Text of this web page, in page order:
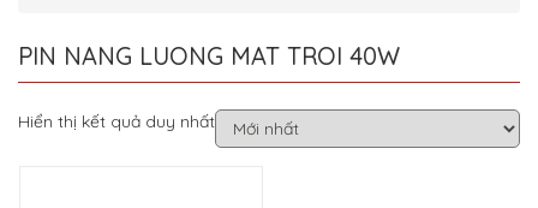
PIN NANG LUONG MAT TROI 40W
Hiển thị kết quả duy nhất